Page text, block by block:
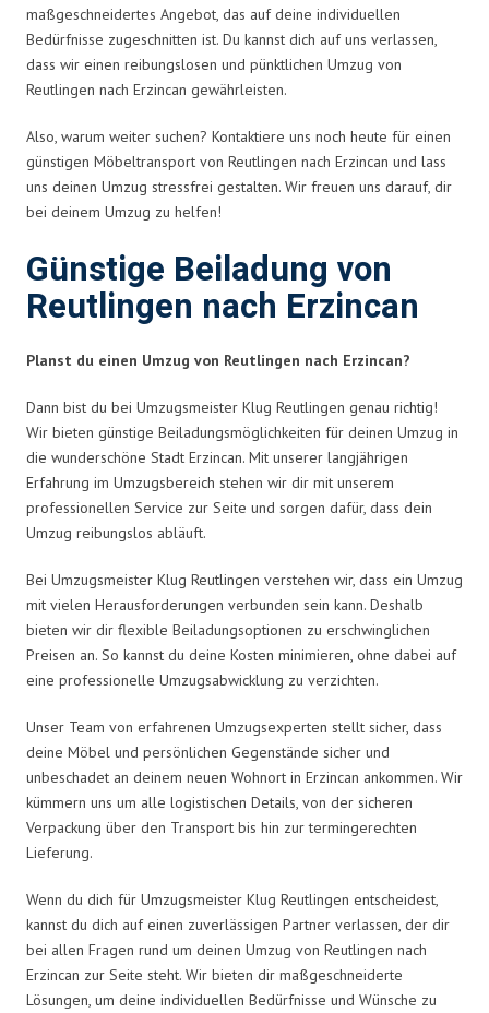
maßgeschneidertes Angebot, das auf deine individuellen
Bedürfnisse zugeschnitten ist. Du kannst dich auf uns verlassen,
dass wir einen reibungslosen und pünktlichen Umzug von
Reutlingen nach Erzincan gewährleisten.
Also, warum weiter suchen? Kontaktiere uns noch heute für einen
günstigen Möbeltransport von Reutlingen nach Erzincan und lass
uns deinen Umzug stressfrei gestalten. Wir freuen uns darauf, dir
bei deinem Umzug zu helfen!
Günstige Beiladung von
Reutlingen nach Erzincan
Planst du einen Umzug von Reutlingen nach Erzincan?
Dann bist du bei Umzugsmeister Klug Reutlingen genau richtig!
Wir bieten günstige Beiladungsmöglichkeiten für deinen Umzug in
die wunderschöne Stadt Erzincan. Mit unserer langjährigen
Erfahrung im Umzugsbereich stehen wir dir mit unserem
professionellen Service zur Seite und sorgen dafür, dass dein
Umzug reibungslos abläuft.
Bei Umzugsmeister Klug Reutlingen verstehen wir, dass ein Umzug
mit vielen Herausforderungen verbunden sein kann. Deshalb
bieten wir dir flexible Beiladungsoptionen zu erschwinglichen
Preisen an. So kannst du deine Kosten minimieren, ohne dabei auf
eine professionelle Umzugsabwicklung zu verzichten.
Unser Team von erfahrenen Umzugsexperten stellt sicher, dass
deine Möbel und persönlichen Gegenstände sicher und
unbeschadet an deinem neuen Wohnort in Erzincan ankommen. Wir
kümmern uns um alle logistischen Details, von der sicheren
Verpackung über den Transport bis hin zur termingerechten
Lieferung.
Wenn du dich für Umzugsmeister Klug Reutlingen entscheidest,
kannst du dich auf einen zuverlässigen Partner verlassen, der dir
bei allen Fragen rund um deinen Umzug von Reutlingen nach
Erzincan zur Seite steht. Wir bieten dir maßgeschneiderte
Lösungen, um deine individuellen Bedürfnisse und Wünsche zu